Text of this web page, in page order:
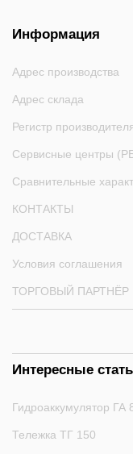
Информация
Адрес производства
Адрес склада
Регистр
Сервисные центры
Сравнительные
КОНТАКТЫ
ДОСТАВКА
Условия соглашения
ТОРГОВЫЙ ПАРТНЁР
Интересные
Гидроаккумулятор ГА
Тележка ТГ 150